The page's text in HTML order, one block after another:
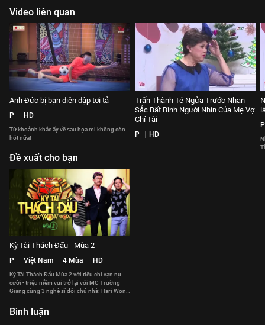
Video liên quan
Anh Đức bị bạn diễn dập tơi tả
P HD
Từ khoảnh khắc ấy về sau họa mi không còn
hót nữa!
Trấn Thành Té Ngửa Trước Nhan
Sắc Bất Bình Người Nhìn Của Mẹ Vợ
Chí Tài
P HD
P
Đề xuất cho bạn
Kỳ Tài Thách Đấu - Mùa 2
P Việt Nam 4 Mùa HD
Kỳ Tài Thách Đấu Mùa 2 với tiêu chí vạn nụ
cười - triệu niềm vui trở lại với MC Trường
Giang cùng 3 nghệ sĩ đội chủ nhà: Hari Won,
Bình luận